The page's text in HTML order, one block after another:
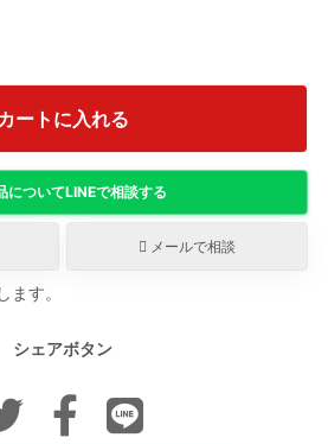
ートに入れる
についてLINEで相談する
メールで相談
す。
シェアボタン